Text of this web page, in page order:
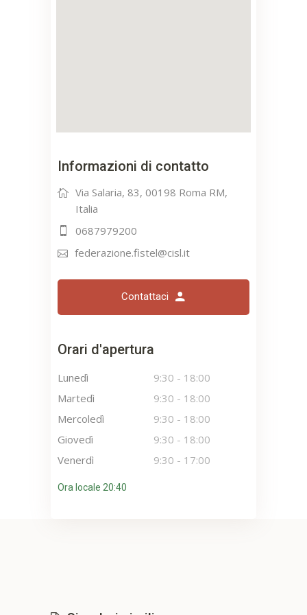
Informazioni di contatto
Via Salaria, 83, 00198 Roma RM,
Italia
0687979200
federazione.fistel@cisl.it
Contattaci
Orari d'apertura
Lunedì 9:30 - 18:00
Martedì
9:30 - 18:00
Mercoledì
9:30 - 18:00
Giovedì
9:30 - 18:00
Venerdì
9:30 - 17:00
Ora locale 20:40